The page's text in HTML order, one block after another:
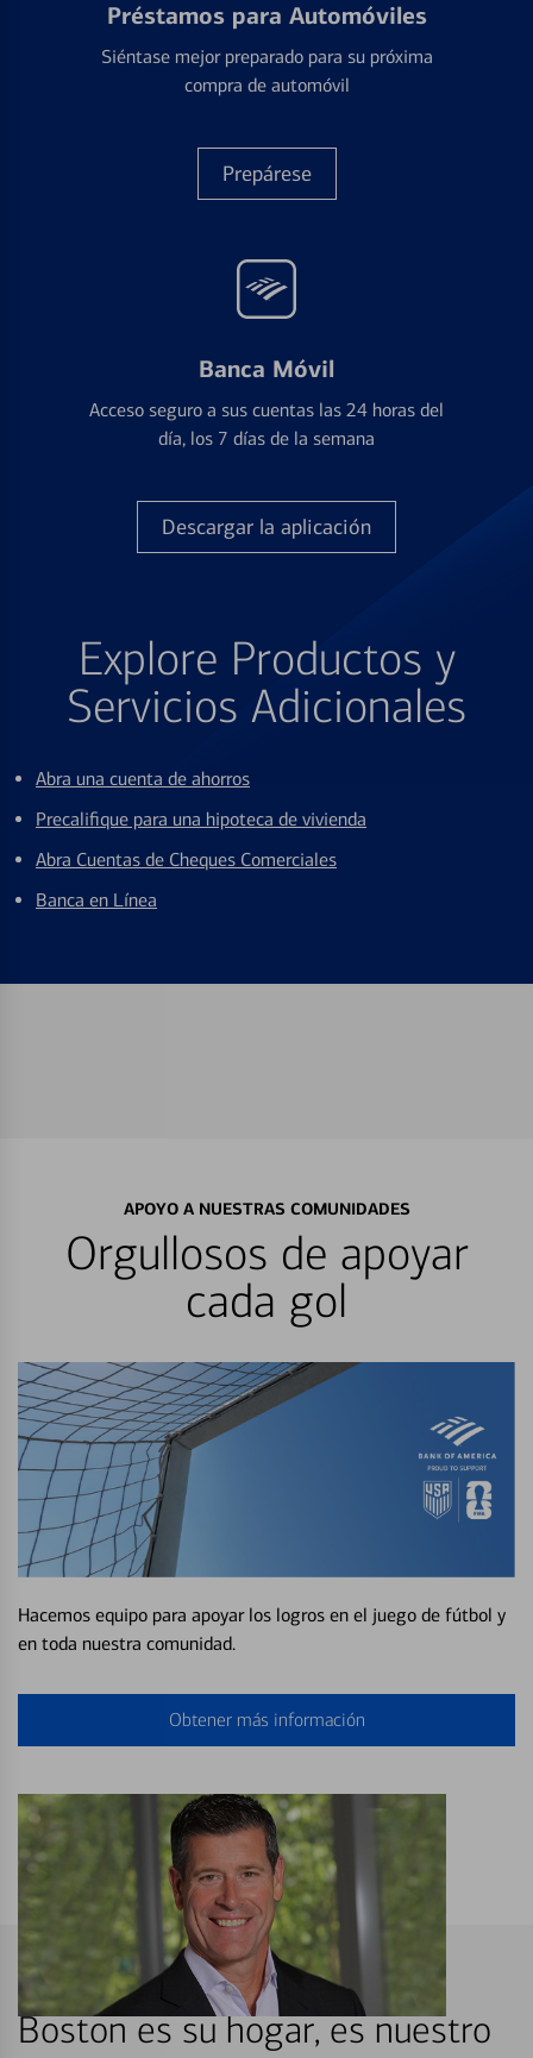
Préstamos para Automóviles
Siéntase mejor preparado para su próxima
compra de automóvil
Prepárese
Banca Móvil
Acceso seguro a sus cuentas las 24 horas del
día, los 7 días de la semana
Descargar la aplicación
Explore Productos y
Servicios Adicionales
Abra una cuenta de ahorros
Precalifique para una hipoteca de vivienda
Abra Cuentas de Cheques Comerciales
Banca en Línea
APOYO A NUESTRAS COMUNIDADES
Orgullosos de apoyar
cada gol
Hacemos equipo para apoyar los logros en el juego de fútbol y
en toda nuestra comunidad.
Obtener más información
Boston es su hogar, es nuestro